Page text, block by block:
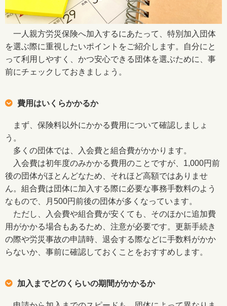
一人親方労災保険へ加入するにあたって、特別加入団体
を選ぶ際に重視したいポイントをご紹介します。自分にと
って利用しやすく、かつ安心できる団体を選ぶために、事
前にチェックしておきましょう。
費用はいくらかかるか
まず、保険料以外にかかる費用について確認しましょ
う。
多くの団体では、入会費と組合費がかかります。
入会費は初年度のみかかる費用のことですが、1,000円前
後の団体がほとんどなため、それほど高額ではありませ
ん。組合費は団体に加入する際に必要な事務手数料のよう
なもので、月500円前後の団体が多くなっています。
ただし、入会費や組合費が安くても、そのほかに追加費
用がかかる場合もあるため、注意が必要です。更新手続き
の際や労災事故の申請時、退会する際などに手数料がかか
らないか、事前に確認しておくことをおすすめします。
加入までどのくらいの期間がかかるか